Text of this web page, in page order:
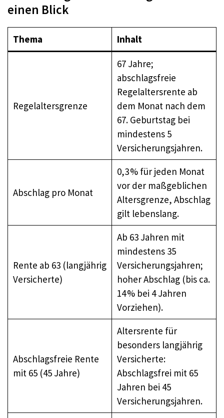
einen Blick
Thema Inhalt
Regelaltersgrenze
67 Jahre;
abschlagsfreie
Regelaltersrente ab
dem Monat nach dem
67. Geburtstag bei
mindestens 5
Versicherungsjahren.
Abschlag pro Monat
0,3 % für jeden Monat
vor der maßgeblichen
Altersgrenze, Abschlag
gilt lebenslang.
Rente ab 63 (langjährig
Versicherte)
Ab 63 Jahren mit
mindestens 35
Versicherungsjahren;
hoher Abschlag (bis ca.
14 % bei 4 Jahren
Vorziehen).
Abschlagsfreie Rente
mit 65 (45 Jahre)
Altersrente für
besonders langjährig
Versicherte:
Abschlagsfrei mit 65
Jahren bei 45
Versicherungsjahren.